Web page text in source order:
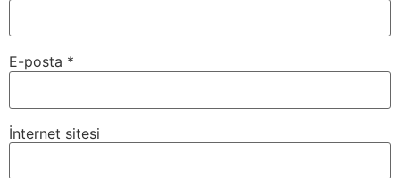
E-posta *
İnternet sitesi